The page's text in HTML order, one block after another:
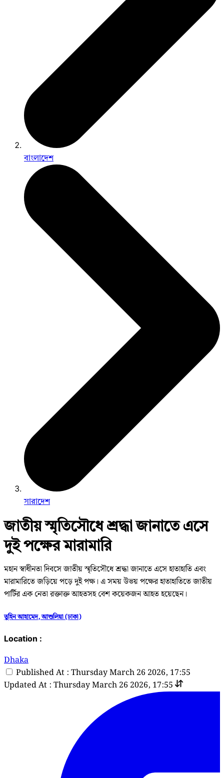
বাংলাদেশ
সারাদেশ
জাতীয় স্মৃতিসৌধে শ্রদ্ধা জানাতে এসে
দুই পক্ষের মারামারি
মহান স্বাধীনতা দিবসে জাতীয় স্মৃতিসৌধে শ্রদ্ধা জানাতে এসে হাতাহাতি এবং
মারামারিতে জড়িয়ে পড়ে দুই পক্ষ। এ সময় উভয় পক্ষের হাতাহাতিতে জাতীয়
পার্টির এক নেতা রক্তাক্ত আহতসহ বেশ কয়েকজন আহত হয়েছেন।
তুহিন আহামেদ, আশুলিয়া (ঢাকা)
Location :
Dhaka
Published At : Thursday March 26 2026, 17:55
Updated At : Thursday March 26 2026, 17:55